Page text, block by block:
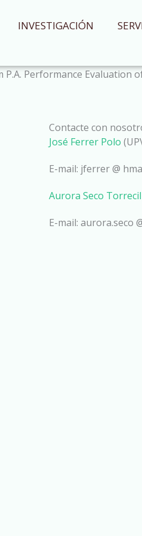
INVESTIGACIÓN
P.A. Performance
Contacte con
José Ferrer Polo
E-mail: jferrer @
Aurora Seco
E-mail: aurora.seco